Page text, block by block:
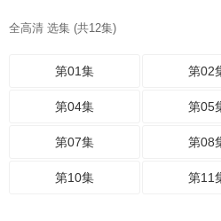
全高清 选集 (共12集)
第01集 第02
第04集 第05
第07集 第08
第10集 第11